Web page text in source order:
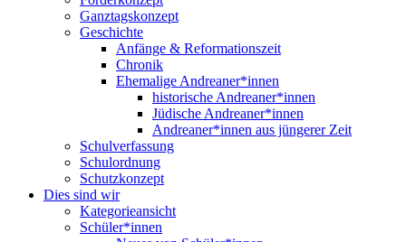
Ganztagskonzept
Geschichte
Anfänge & Reformationszeit
Chronik
Ehemalige Andreaner*innen
historische Andreaner*innen
Jüdische Andreaner*innen
Andreaner*innen aus jüngerer Zeit
Schulverfassung
Schulordnung
Schutzkonzept
Dies sind wir
Kategorieansicht
Schüler*innen